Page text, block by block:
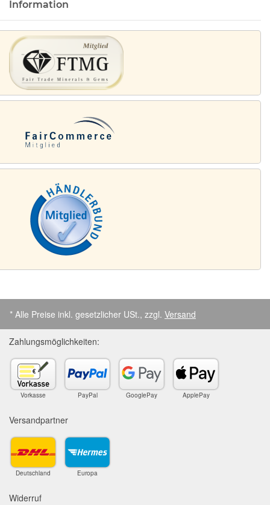
Information
* Alle Preise inkl. gesetzlicher USt., zzgl. Versand
Zahlungsmöglichkeiten:
Vorkasse PayPal GooglePay ApplePay
Versandpartner
Deutschland Europa
Widerruf